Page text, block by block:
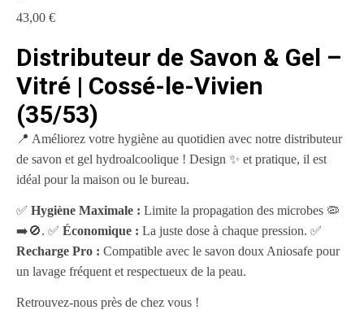
43,00 €
Distributeur de Savon & Gel –
Vitré | Cossé-le-Vivien
(35/53)
📍 Améliorez votre hygiène au quotidien avec notre distributeur
de savon et gel hydroalcoolique ! Design ✨ et pratique, il est
idéal pour la maison ou le bureau.
✅ Hygiène Maximale : Limite la propagation des microbes 🦠
➡️🚫. ✅ Économique : La juste dose à chaque pression. ✅
Recharge Pro : Compatible avec le savon doux Aniosafe pour
un lavage fréquent et respectueux de la peau.
Retrouvez-nous près de chez vous !